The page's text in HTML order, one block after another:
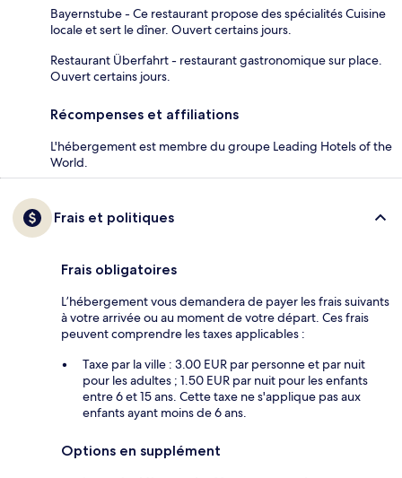
Bayernstube - Ce restaurant propose des spécialités Cuisine
locale et sert le dîner. Ouvert certains jours.
Restaurant Überfahrt - restaurant gastronomique sur place.
Ouvert certains jours.
Récompenses et affiliations
L'hébergement est membre du groupe Leading Hotels of the
World.
Frais et politiques
Frais obligatoires
L’hébergement vous demandera de payer les frais suivants
à votre arrivée ou au moment de votre départ. Ces frais
peuvent comprendre les taxes applicables :
Taxe par la ville : 3.00 EUR par personne et par nuit
pour les adultes ; 1.50 EUR par nuit pour les enfants
entre 6 et 15 ans. Cette taxe ne s'applique pas aux
enfants ayant moins de 6 ans.
Options en supplément